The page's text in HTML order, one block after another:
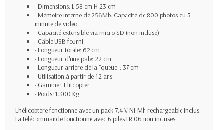
- Dimensions: L 58 cm H 23 cm
- Mémoire interne de 256Mb. Capacité de 800 photos ou 5
minute de vidéo.
- Capacité extensible via micro SD (non incluse)
- Câble USB fourni
- Longueur totale: 62 cm
- Longueur d'une pale: 22 cm
- Longueur arrière de la "queue": 37 cm
- Utilisation:à partir de 12 ans
- Gamme: Elit'copter
- Poids: 1.300 Kg
L'hélicoptère fonctionne avec un pack 7.4 V Ni-Mh rechargeable inclus.
La télécommande fonctionne avec 6 piles LR.06 non incluses.